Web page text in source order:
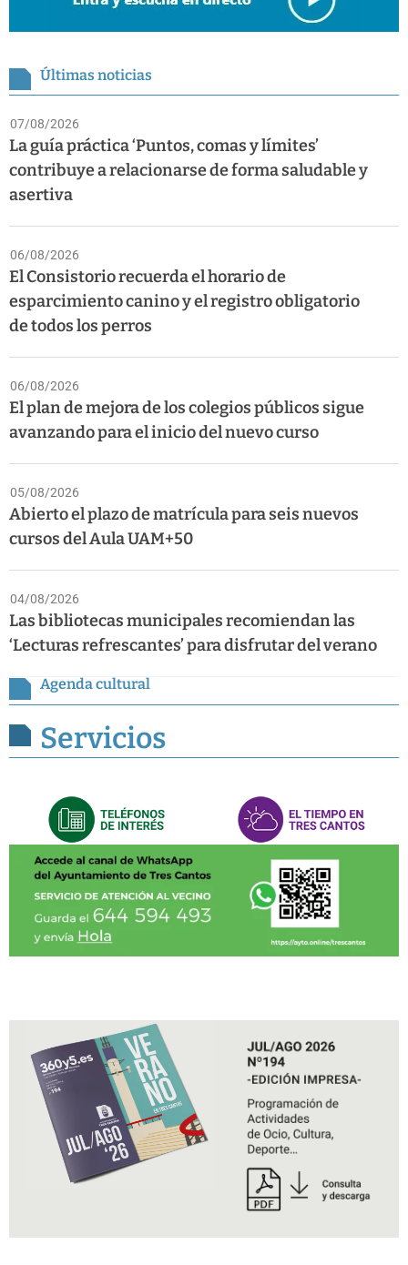
Últimas noticias
07/08/2026
La guía práctica ‘Puntos, comas y límites’
contribuye a relacionarse de forma saludable y
asertiva
06/08/2026
El Consistorio recuerda el horario de
esparcimiento canino y el registro obligatorio
de todos los perros
06/08/2026
El plan de mejora de los colegios públicos sigue
avanzando para el inicio del nuevo curso
05/08/2026
Abierto el plazo de matrícula para seis nuevos
cursos del Aula UAM+50
04/08/2026
Las bibliotecas municipales recomiendan las
‘Lecturas refrescantes’ para disfrutar del verano
Agenda cultural
Servicios